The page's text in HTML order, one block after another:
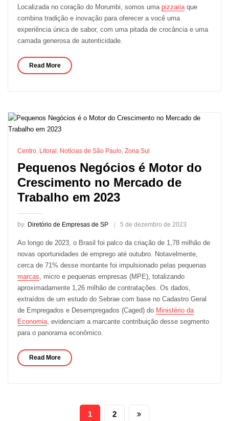
Localizada no coração do Morumbi, somos uma pizzariaque
combina tradição e inovação para oferecer a você uma
experiência única de sabor, com uma pitada de crocância e uma
camada generosa de autenticidade.
Read More
Centro, Litoral Notícias de São Paulo, Zona Sul
Pequenos Negócios é Motor do
Crescimento no Mercado de
Trabalho em 2023
by Diretório de Empresas de SP 5 de dezembro de 2023
Ao longo de 2023, o Brasil foi palco da criação de 1,78 milhão de
novas oportunidades de emprego até outubro. Notavelmente,
cerca de 71% desse montante foi impulsionado pelas pequenas
marcas, micro e pequenas empresas (MPE), totalizando
aproximadamente 1,26 milhão de contratações. Os dados,
extraídos de um estudo do Sebrae com base no Cadastro Geral
de Empregados e Desempregados (Caged) do Ministério da
Economia, evidenciam a marcante contribuição desse segmento
para o panorama econômico.
Read More
Paginação1 2